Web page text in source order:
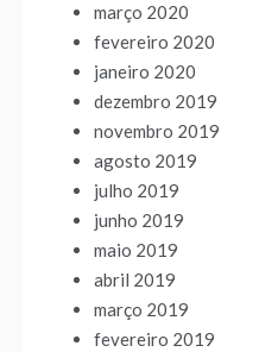
março 2020
fevereiro 2020
janeiro 2020
dezembro 2019
novembro 2019
agosto 2019
julho 2019
junho 2019
maio 2019
abril 2019
março 2019
fevereiro 2019